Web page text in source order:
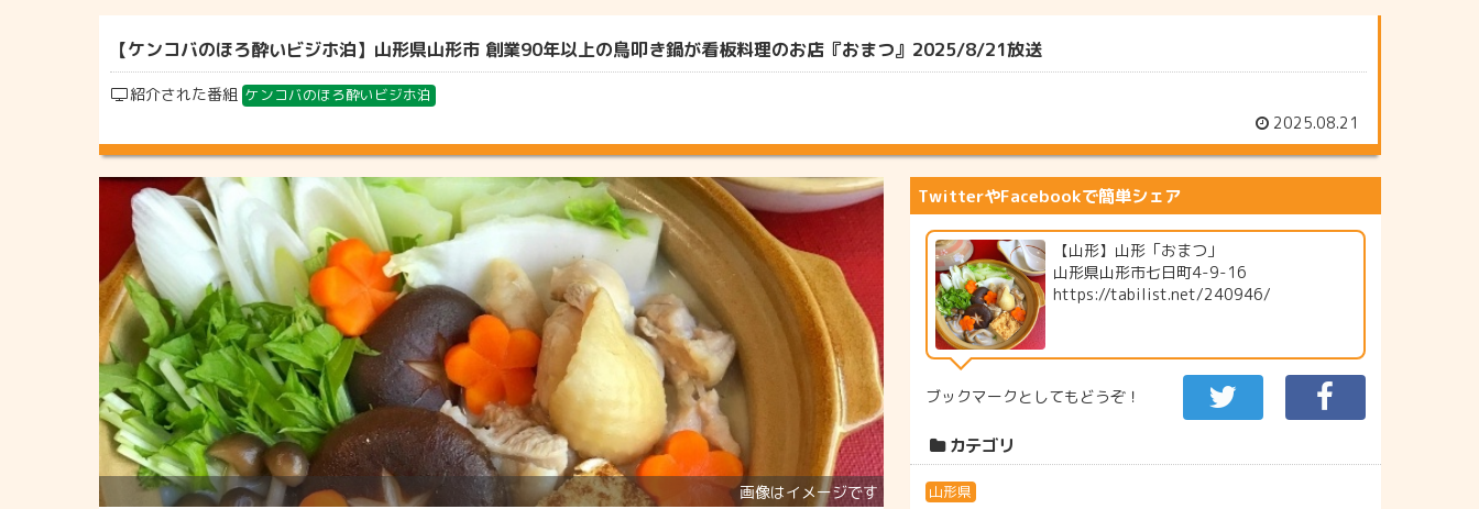
【ケンコバのほろ酔いビジホ泊】山形県山形市 創業90年以上の鳥叩き鍋が看板料理のお店『おまつ』2025/8/21放送
紹介された番組 ケンコバのほろ酔いビジホ泊
2025.08.21
TwitterやFacebookで簡単シェア
【山形】山形「おまつ」
山形県山形市七日町4-9-16
https://tabilist.net/240946/
ブックマークとしてもどうぞ！
カテゴリ
山形県